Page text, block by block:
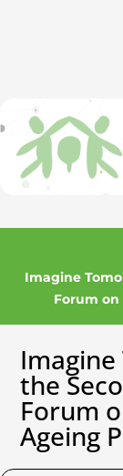
Imagine
Forum
the
Forum
Ageing